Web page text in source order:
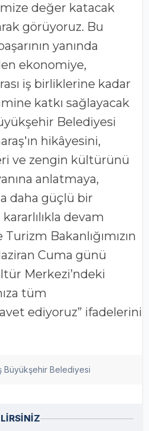
değer katacak
görüyoruz. Bu
yanında
ekonomiye,
iş birliklerine kadar
katkı sağlayacak
Belediyesi
hikâyesini,
ve zengin kültürünü
anlatmaya,
daha güçlü bir
devam
Bakanlığımızın
Cuma günü
Merkezi’ndeki
tüm
ediyoruz” ifadelerini
Büyükşehir Belediyesi